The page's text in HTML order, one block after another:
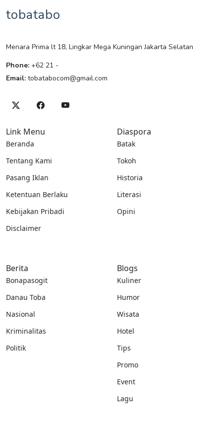
tobatabo
Menara Prima lt 18, Lingkar Mega Kuningan Jakarta Selatan
Phone: +62 21 -
Email: tobatabocom@gmail.com
Link Menu
Beranda
Tentang Kami
Pasang Iklan
Ketentuan Berlaku
Kebijakan Pribadi
Disclaimer
Diaspora
Batak
Tokoh
Historia
Literasi
Opini
Berita
Bonapasogit
Danau Toba
Nasional
Kriminalitas
Politik
Blogs
Kuliner
Humor
Wisata
Hotel
Tips
Promo
Event
Lagu